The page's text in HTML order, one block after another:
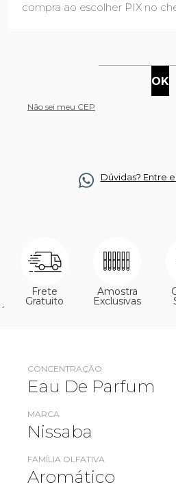
compra ao escolher PIX no
Não sei meu CEP
Dúvidas? Entre
Frete
Gratuito
Amostra
Exclusivas
´
CONCENTRAÇÃO
Eau De Parfum
MARCA
Nissaba
FAMÍLIA OLFATIVA
Aromático